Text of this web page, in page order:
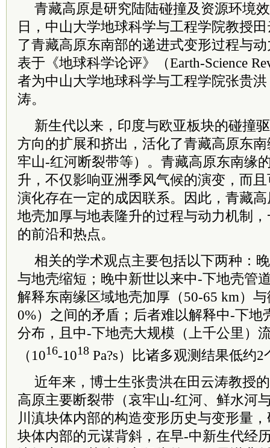
青藏高原是研究陆陆碰撞及资源环境
日，中山大学地球科学与工程学院教授
了青藏高原东南部的递进式变形过程与
表于《地球科学论评》（Earth-Science
者为中山大学地球科学与工程学院张贵
涛。
新生代以来，印度与欧亚板块的碰撞
方向的扩展和挤出，活化了青藏高原东
牢山-红河断裂带等）。青藏高原东南缘
升，不仅影响亚洲季风气候的演变，而
演化存在一定的成因联系。因此，青藏
地壳加厚与地表隆升的过程与动力机制
的前沿和热点。
相关的学术观点主要包括以下两种：
与地壳缩短；晚中新世以来中-下地壳管
解释东南缘区域地壳加厚（50-65 km）
0%）之间的矛盾；后者难以解释中-下地
分布，且中-下地壳大规模（上千公里）
（1016-1018 Pa?s）比诸多观测结果低约
近年来，博士生张贵洪在田云涛教授
高原主要断裂带（哀牢山-红河、鲜水河
川滇块体内部的构造变形历史与变形量
块体内部的元谋背斜，在早-中新生代经